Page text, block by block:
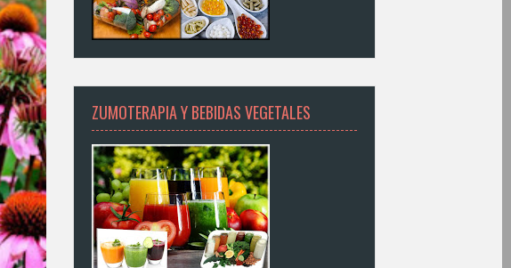
ZUMOTERAPIA Y BEBIDAS VEGETALES